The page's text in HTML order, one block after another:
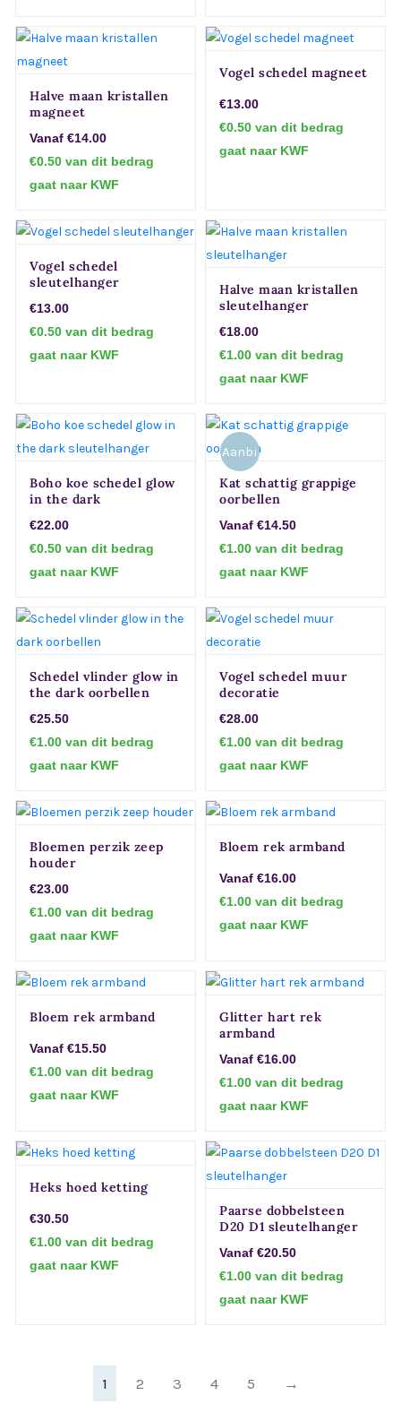
Halve maan kristallen
magneet
Vanaf €14.00
€0.50 van dit bedrag
gaat naar KWF
Vogel schedel magneet
€13.00
€0.50 van dit bedrag
gaat naar KWF
Vogel schedel
sleutelhanger
€13.00
€0.50 van dit bedrag
gaat naar KWF
Halve maan kristallen
sleutelhanger
€18.00
€1.00 van dit bedrag
gaat naar KWF
Boho koe schedel glow
in the dark
€22.00
€0.50 van dit bedrag
gaat naar KWF
Aanbi
eding!
Kat schattig grappige
oorbellen
Vanaf €14.50
€1.00 van dit bedrag
gaat naar KWF
Schedel vlinder glow in
the dark oorbellen
€25.50
€1.00 van dit bedrag
gaat naar KWF
Vogel schedel muur
decoratie
€28.00
€1.00 van dit bedrag
gaat naar KWF
Bloemen perzik zeep
houder
€23.00
€1.00 van dit bedrag
gaat naar KWF
Bloem rek armband
Vanaf €16.00
€1.00 van dit bedrag
gaat naar KWF
Bloem rek armband
Vanaf €15.50
€1.00 van dit bedrag
gaat naar KWF
Glitter hart rek
armband
Vanaf €16.00
€1.00 van dit bedrag
gaat naar KWF
Heks hoed ketting
€30.50
€1.00 van dit bedrag
gaat naar KWF
Paarse dobbelsteen
D20 D1 sleutelhanger
Vanaf €20.50
€1.00 van dit bedrag
gaat naar KWF
1 2 3 4 5 →